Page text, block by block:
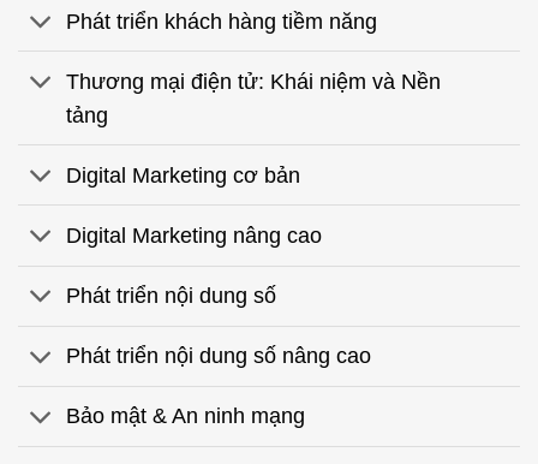
Phát triển khách hàng tiềm năng
Thương mại điện tử: Khái niệm và Nền
tảng
Digital Marketing cơ bản
Digital Marketing nâng cao
Phát triển nội dung số
Phát triển nội dung số nâng cao
Bảo mật & An ninh mạng